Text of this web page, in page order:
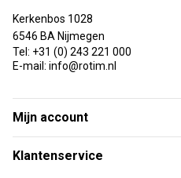
Kerkenbos 1028
6546 BA Nijmegen
Tel: +31 (0) 243 221 000
E-mail: info@rotim.nl
Mijn account
Klantenservice